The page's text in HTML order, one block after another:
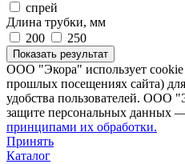
спрей
Длина трубки, мм
200
250
ООО "Экора" использует
прошлых посещениях сайта)
удобства пользователей. ООО
защите персональных данных —
принципами их обработки.
Принять
Каталог